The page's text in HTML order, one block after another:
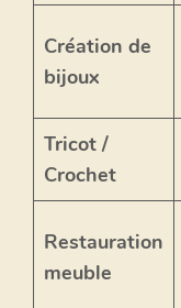
Création de
bijoux
Tricot /
Crochet
Restauration
meuble